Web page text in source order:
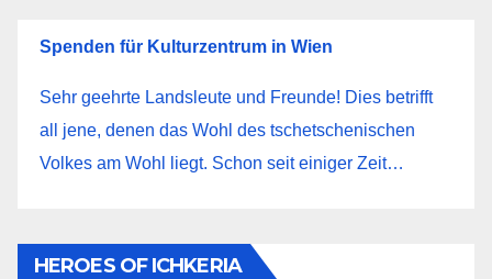
Spenden für Kulturzentrum in Wien
Sehr geehrte Landsleute und Freunde! Dies betrifft
all jene, denen das Wohl des tschetschenischen
Volkes am Wohl liegt. Schon seit einiger Zeit…
HEROES OF ICHKERIA